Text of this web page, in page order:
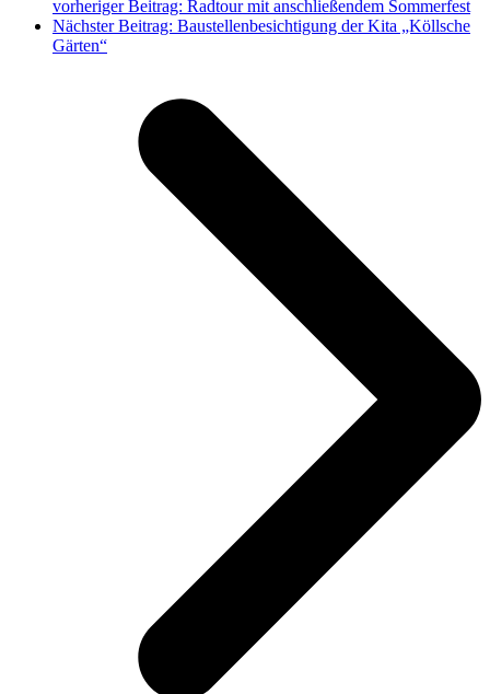
vorheriger Beitrag: Radtour mit anschließendem Sommerfest
Nächster Beitrag: Baustellenbesichtigung der Kita „Köllsche
Gärten“